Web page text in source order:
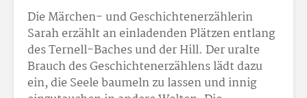
Die Märchen- und Geschichtenerzählerin
Sarah erzählt an einladenden Plätzen entlang
des Ternell-Baches und der Hill. Der uralte
Brauch des Geschichtenerzählens lädt dazu
ein, die Seele baumeln zu lassen und innig